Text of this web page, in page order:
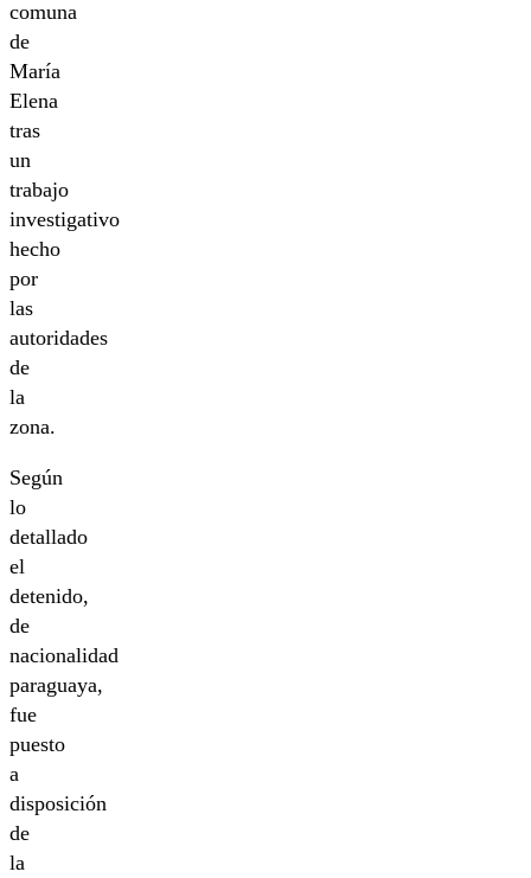
comuna
de
María
Elena
tras
un
trabajo
investigativo
hecho
por
las
autoridades
de
la
zona.
Según
lo
detallado
el
detenido,
de
nacionalidad
paraguaya,
fue
puesto
a
disposición
de
la